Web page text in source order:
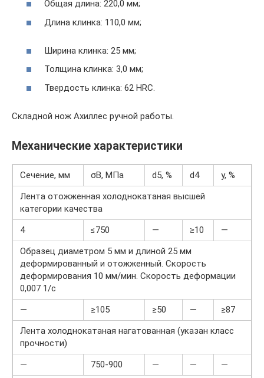
Общая длина: 220,0 мм;
Длина клинка: 110,0 мм;
Ширина клинка: 25 мм;
Толщина клинка: 3,0 мм;
Твердость клинка: 62 HRC.
Складной нож Ахиллес ручной работы.
Механические характеристики
Сечение, мм σB, МПа d5, % d4
y, %
Лента отожженная холоднокатаная высшей
категории качества
4
≤750 — ≥10
—
Образец диаметром 5 мм и длиной 25 мм
деформированный и отожженный. Скорость
деформирования 10 мм/мин. Скорость деформации
0,007 1/с
—
≥105 ≥50 —
≥87
Лента холоднокатаная нагатованная (указан класс
прочности)
—
750-900 — —
—